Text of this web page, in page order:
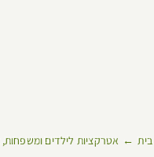
בית אטרקציות לילדים ומשפחות